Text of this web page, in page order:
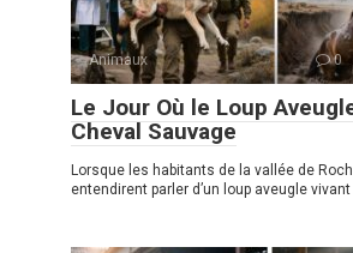
Animaux 0
Le Jour Où le Loup
Cheval Sauvage
Lorsque les habitants de la vallée de
entendirent parler d’un loup aveugle vivant